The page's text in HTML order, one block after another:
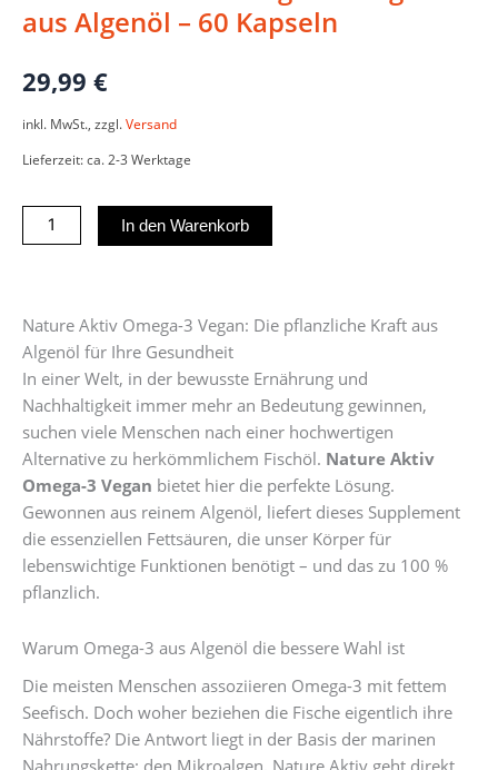
aus Algenöl – 60 Kapseln
29,99 €
inkl. MwSt., zzgl.Versand
Lieferzeit: ca. 2-3 Werktage
NATURE
AKTIV
-
vegan
aus
Algenöl
-
60
Kapseln
Menge
In den Warenkorb
Nature Aktiv Omega-3 Vegan: Die pflanzliche Kraft aus
Algenöl für Ihre Gesundheit
In einer Welt, in der bewusste Ernährung und
Nachhaltigkeit immer mehr an Bedeutung gewinnen,
suchen viele Menschen nach einer hochwertigen
Alternative zu herkömmlichem Fischöl. Nature Aktiv
Omega-3 Vegan bietet hier die perfekte Lösung.
Gewonnen aus reinem Algenöl, liefert dieses Supplement
die essenziellen Fettsäuren, die unser Körper für
lebenswichtige Funktionen benötigt – und das zu 100 %
pflanzlich.
Warum Omega-3 aus Algenöl die bessere Wahl ist
Die meisten Menschen assoziieren Omega-3 mit fettem
Seefisch. Doch woher beziehen die Fische eigentlich ihre
Nährstoffe? Die Antwort liegt in der Basis der marinen